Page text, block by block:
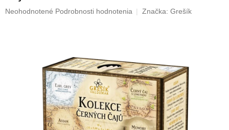
Priemerné
Neohodnotené Podrobnosti hodnotenia Značka: Grešík